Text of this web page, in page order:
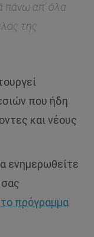
πάνω απ’ όλα
της
που ήδη
και νέους
ενημερωθείτε
το πρόγραμμα